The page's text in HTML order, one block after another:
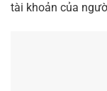
tài khoản của